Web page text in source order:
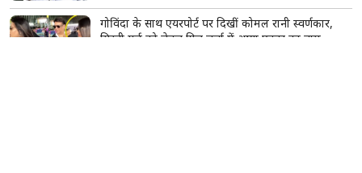
गोविंदा के साथ एयरपोर्ट पर दिखीं कोमल रानी स्वर्णकार,
मिस्ट्री गर्ल को लेकर फिर चर्चा में आया एक्टर का नाम